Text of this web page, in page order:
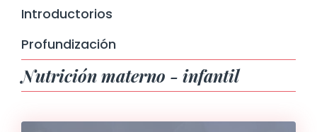
Introductorios
Profundización
Nutrición materno - infantil